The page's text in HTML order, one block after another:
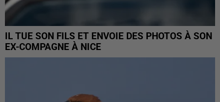
IL TUE SON FILS ET ENVOIE DES PHOTOS À SON
EX-COMPAGNE À NICE